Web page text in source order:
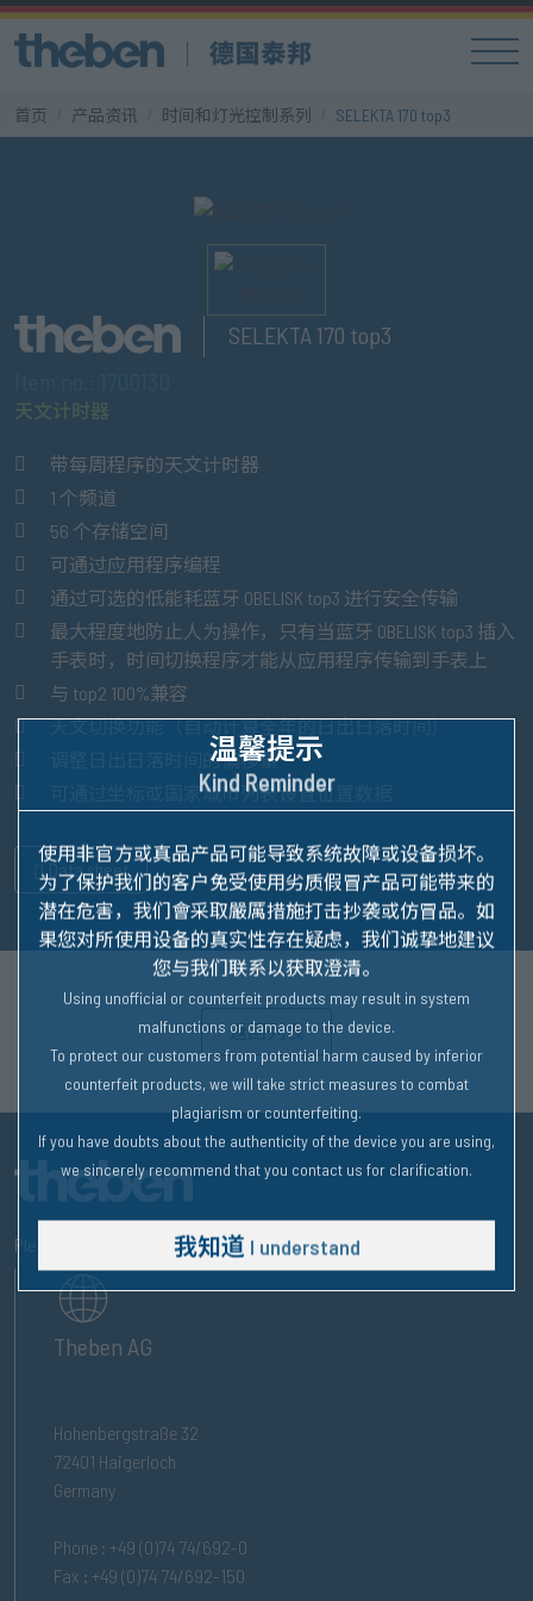
首页 产品资讯 时间和灯光控制系列 SELEKTA 170 top3
SELEKTA 170 top3
天文计时器
带每周程序的天文计时器
1 个频道
56 个存储空间
可通过应用程序编程
通过可选的低能耗蓝牙 OBELISK top3 进行安全传输
最大程度地防止人为操作，只有当蓝牙 OBELISK top3 插入
手表时，时间切换程序才能从应用程序传输到手表上
与 top2 100%兼容
天文切换功能（自动计算全年的日出日落时间）
调整日出日落时间的偏移量
可通过坐标或国家城市列表设置位置数据
Data sheet
返回列表
Please visit us on :
Theben AG
Hohenbergstraße 32
72401 Haigerloch
Germany
Phone : +49 (0)74 74/692-0
Fax : +49 (0)74 74/692-150
温馨提示
Kind Reminder
使用非官方或真品产品可能导致系统故障或设备损坏。
为了保护我们的客户免受使用劣质假冒产品可能带来的
潜在危害，我们會采取嚴厲措施打击抄袭或仿冒品。 如
果您对所使用设备的真实性存在疑虑，我们诚挚地建议
您与我们联系以获取澄清。
Using unofficial or counterfeit products may result in system
malfunctions or damage to the device.
To protect our customers from potential harm caused by inferior
counterfeit products, we will take strict measures to combat
plagiarism or counterfeiting.
If you have doubts about the authenticity of the device you are using,
we sincerely recommend that you contact us for clarification.
我知道 I understand